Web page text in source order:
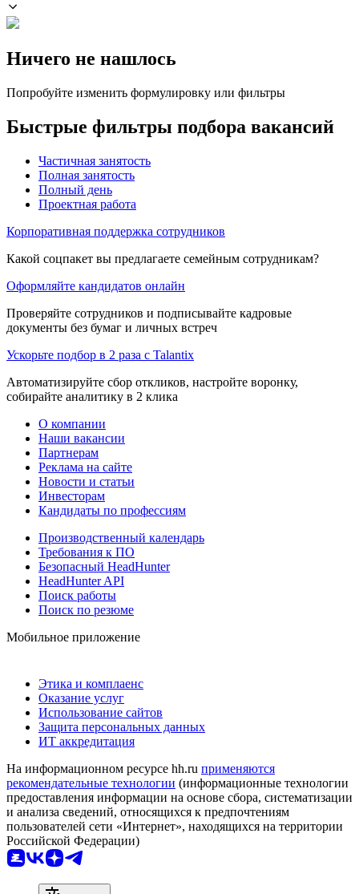
Ничего не нашлось
Попробуйте изменить формулировку или фильтры
Быстрые фильтры подбора вакансий
Частичная занятость
Полная занятость
Полный день
Проектная работа
Корпоративная поддержка сотрудников
Какой соцпакет вы предлагаете семейным сотрудникам?
Оформляйте кандидатов онлайн
Проверяйте сотрудников и подписывайте кадровые
документы без бумаг и личных встреч
Ускорьте подбор в 2 раза с Talantix
Автоматизируйте сбор откликов, настройте воронку,
собирайте аналитику в 2 клика
О компании
Наши вакансии
Партнерам
Реклама на сайте
Новости и статьи
Инвесторам
Кандидаты по профессиям
Производственный календарь
Требования к ПО
Безопасный HeadHunter
HeadHunter API
Поиск работы
Поиск по резюме
Мобильное приложение
Этика и комплаенс
Оказание услуг
Использование сайтов
Защита персональных данных
ИТ аккредитация
На информационном ресурсе hh.ru применяются
рекомендательные технологии (информационные технологии
предоставления информации на основе сбора, систематизации
и анализа сведений, относящихся к предпочтениям
пользователей сети «Интернет», находящихся на территории
Российской Федерации)